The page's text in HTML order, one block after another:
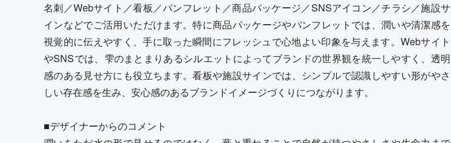
名刺／Webサイト／看板／パンフレット／商品パッケージ／SNSアイコン／チラシ／施設サ
インなどでご活用いただけます。特に商品パッケージやパンフレットでは、潤いや清潔感を
視覚的に伝えやすく、手に取った瞬間にフレッシュで心地よい印象を与えます。Webサイト
やSNSでは、雫のまとまりあるシルエットによってブランドの世界観を統一しやすく、透明
感のある見せ方にも役立ちます。看板や施設サインでは、シンプルで認識しやすい形がやさ
しい存在感を生み、安心感のあるブランドイメージづくりにつながります。
■デザイナーからのコメント